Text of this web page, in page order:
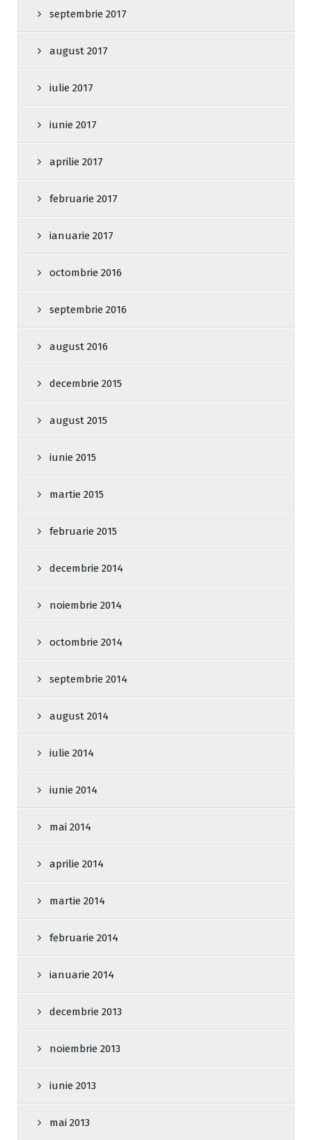
septembrie 2017
august 2017
iulie 2017
iunie 2017
aprilie 2017
februarie 2017
ianuarie 2017
octombrie 2016
septembrie 2016
august 2016
decembrie 2015
august 2015
iunie 2015
martie 2015
februarie 2015
decembrie 2014
noiembrie 2014
octombrie 2014
septembrie 2014
august 2014
iulie 2014
iunie 2014
mai 2014
aprilie 2014
martie 2014
februarie 2014
ianuarie 2014
decembrie 2013
noiembrie 2013
iunie 2013
mai 2013